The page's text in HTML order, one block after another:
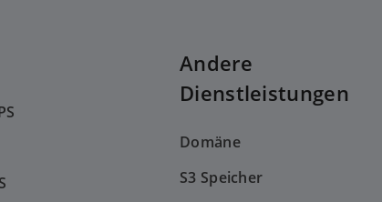
Andere
Dienstleistungen
Domäne
S3 Speicher